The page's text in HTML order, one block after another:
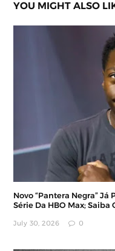
YOU MIGHT ALSO
Novo “Pantera Negra”
Série Da HBO Max; Saiba
July 30, 2026 0